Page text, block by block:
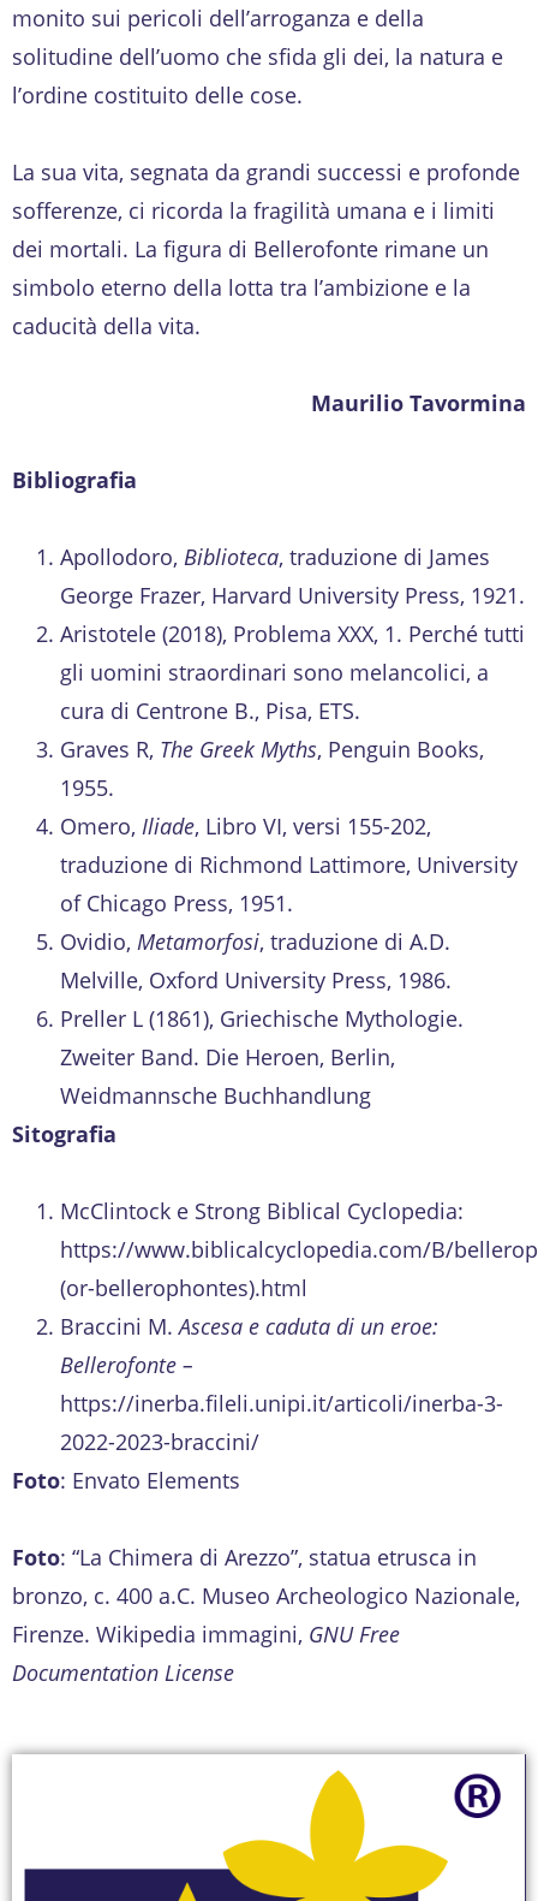
monito sui pericoli dell’arroganza e della
solitudine dell’uomo che sfida gli dei, la natura e
l’ordine costituito delle cose.
La sua vita, segnata da grandi successi e profonde
sofferenze, ci ricorda la fragilità umana e i limiti
dei mortali. La figura di Bellerofonte rimane un
simbolo eterno della lotta tra l’ambizione e la
caducità della vita.
Maurilio Tavormina
Bibliografia
Apollodoro, Biblioteca, traduzione di James
George Frazer, Harvard University Press, 1921.
Aristotele (2018), Problema XXX, 1. Perché tutti
gli uomini straordinari sono melancolici, a
cura di Centrone B., Pisa, ETS.
Graves R, The Greek Myths, Penguin Books,
1955.
Omero, Iliade, Libro VI, versi 155-202,
traduzione di Richmond Lattimore, University
of Chicago Press, 1951.
Ovidio, Metamorfosi, traduzione di A.D.
Melville, Oxford University Press, 1986.
Preller L (1861), Griechische Mythologie.
Zweiter Band. Die Heroen, Berlin,
Weidmannsche Buchhandlung
Sitografia
McClintock e Strong Biblical Cyclopedia:
https://www.biblicalcyclopedia.com/B/
(or-bellerophontes).html
Braccini M.Ascesa e caduta di un eroe:
Bellerofonte –
https://inerba.fileli.unipi.it/articoli/inerba-3-
2022-2023-braccini/
Foto: Envato Elements
Foto: “La Chimera di Arezzo”, statua etrusca in
bronzo, c. 400 a.C. Museo Archeologico Nazionale,
Firenze. Wikipedia immagini, GNU Free
Documentation License